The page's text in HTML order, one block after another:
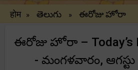
होम » తెలుగు » ఈరోజు హోరా
ఈరోజు హోరా – Today’s
- మంగళవారం, ఆగస్టు